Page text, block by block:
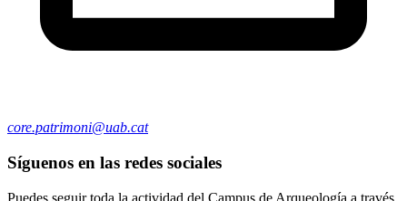
core.patrimoni@uab.cat
Síguenos en las redes sociales
Puedes seguir toda la actividad del Campus de Arqueología a través